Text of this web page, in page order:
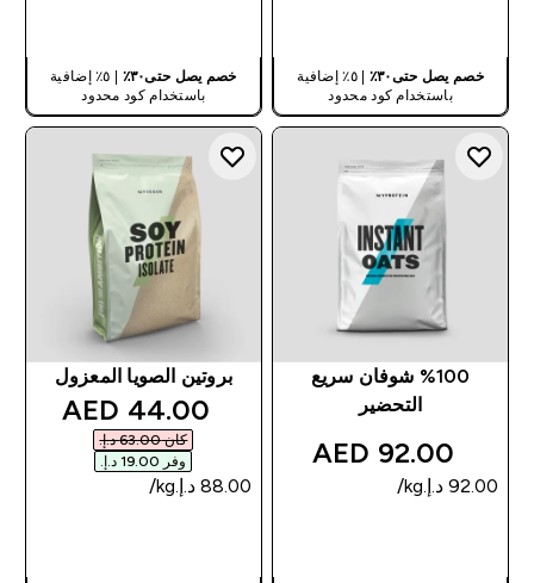
خصم يصل حتى٣٠٪
| ٥٪ إضافية
باستخدام كود محدود
خصم يصل حتى٣٠٪
| ٥٪ إضافية
باستخدام كود محدود
%100 شوفان سريع
التحضير
92.00 AED‎
بروتين الصويا المعزول
price
44.00 AED‎
كان ‏63.00 د.إ.‏‎
وفر ‏19.00 د.إ.‏‎